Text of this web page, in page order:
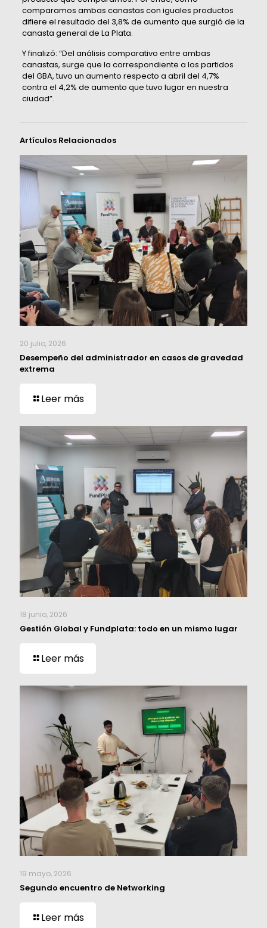
comparamos ambas canastas con iguales productos
difiere el resultado del 3,8% de aumento que surgió de la
canasta general de La Plata.
Y finalizó: “Del análisis comparativo entre ambas
canastas, surge que la correspondiente a los partidos
del GBA, tuvo un aumento respecto a abril del 4,7%
contra el 4,2% de aumento que tuvo lugar en nuestra
ciudad”.
Artículos Relacionados
20 julio, 2026
Desempeño del administrador en casos de gravedad
extrema
Leer más
18 junio, 2026
Gestión Global y Fundplata: todo en un mismo lugar
Leer más
19 mayo, 2026
Segundo encuentro de Networking
Leer más